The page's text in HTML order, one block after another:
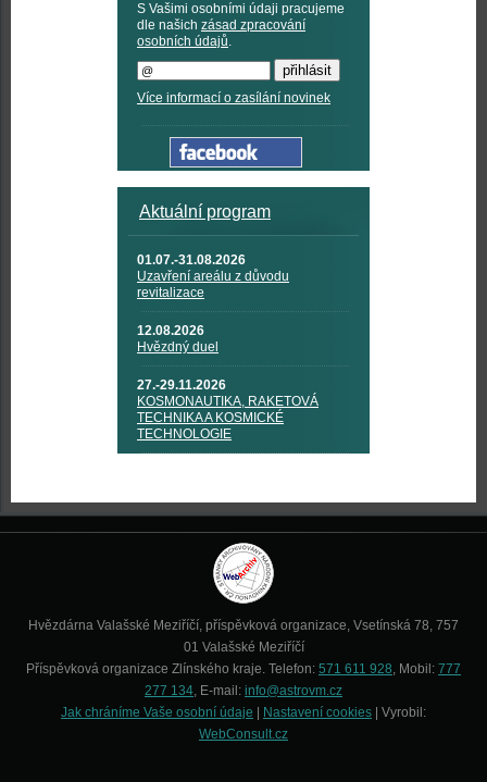
S Vašimi osobními údaji pracujeme
dle našich zásad zpracování
osobních údajů.
Více informací o zasílání novinek
Aktuální program
01.07.-31.08.2026
Uzavření areálu z důvodu
revitalizace
12.08.2026
Hvězdný duel
27.-29.11.2026
KOSMONAUTIKA, RAKETOVÁ
TECHNIKA A KOSMICKÉ
TECHNOLOGIE
Hvězdárna Valašské Meziříčí, příspěvková organizace, Vsetínská 78, 757
01 Valašské Meziříčí
Příspěvková organizace Zlínského kraje. Telefon: 571 611 928, Mobil: 777
277 134, E-mail: info@astrovm.cz
Jak chráníme Vaše osobní údaje
Nastavení cookies | Vyrobil:
WebConsult.cz